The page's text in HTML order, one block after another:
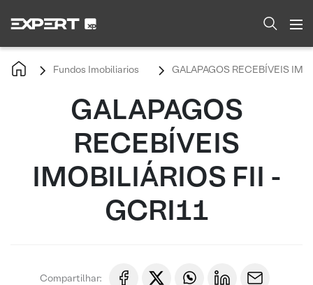
Fundos Imobiliarios GALAPAGOS RECEBÍVEIS
GALAPAGOS
RECEBÍVEIS
IMOBILIÁRIOS FII -
GCRI11
Compartilhar: